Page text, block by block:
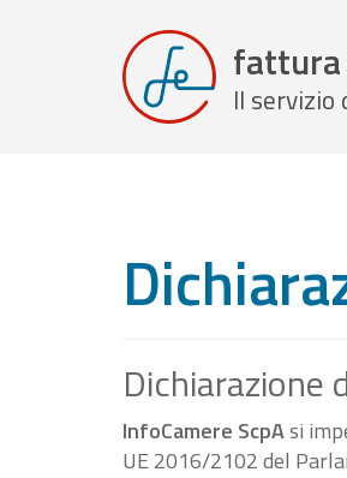
fattura
Il servizio
Dichiarazione
InfoCamere ScpAsi
UE 2016/2102 del